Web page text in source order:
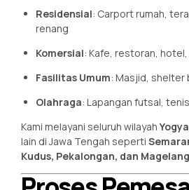
Residensial: Carport rumah,
renang
Komersial: Kafe, restoran,
Fasilitas Umum: Masjid, shelter
Olahraga: Lapangan futsal,
Kami melayani seluruh wilayah
lain di Jawa Tengah seperti
Kudus, Pekalongan, dan Magelang